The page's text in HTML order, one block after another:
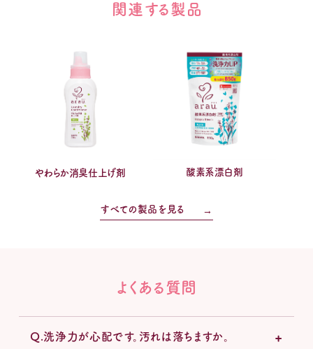
関連する製品
やわらか消臭仕上げ剤 酸素系漂白剤
すべての製品を見る
よくある質問
Q.洗浄力が心配です。汚れは落ちますか。